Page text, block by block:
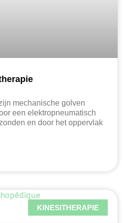
mechanische golven
een elektropneumatisch
en door het oppervlak
KINESITHERAPIE